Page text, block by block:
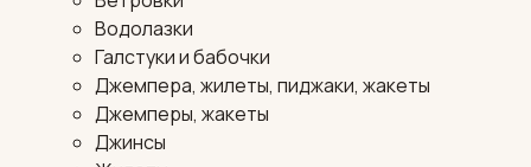
Водолазки
Галстуки и бабочки
Джемпера, жилеты, пиджаки, жакеты
Джемперы, жакеты
Джинсы